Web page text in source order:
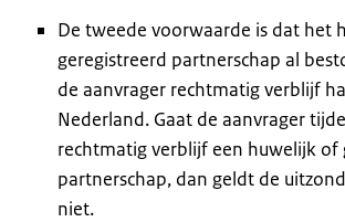
De tweede voorwaarde is dat het
geregistreerd partnerschap al
de aanvrager rechtmatig verblijf
Nederland. Gaat de aanvrager
rechtmatig verblijf een huwelijk of
partnerschap, dan geldt de
niet.